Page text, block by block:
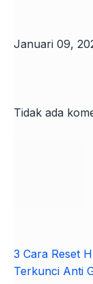
Januari 09,
Tidak ada
3 Cara Reset
Terkunci Anti